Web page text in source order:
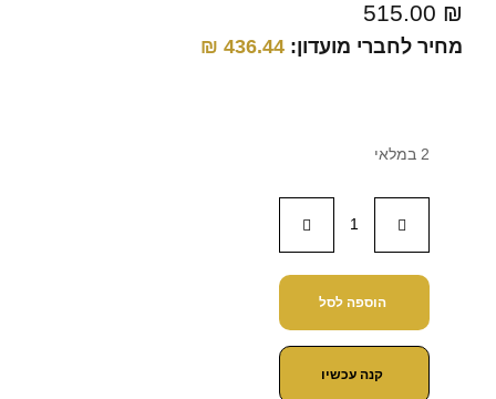
515.00 ₪
מחיר לחברי מועדון: 436.44
₪
2 במלאי
הוספה לסל
קנה עכשיו